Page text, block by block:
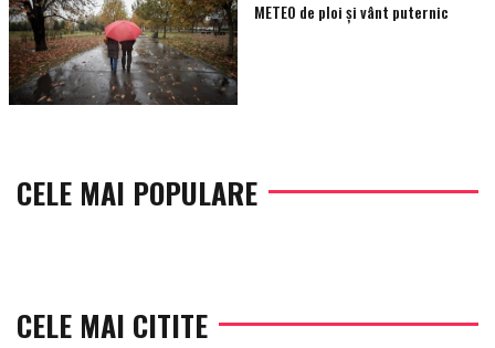
METEO de ploi și vânt puternic
CELE MAI POPULARE
CELE MAI CITITE